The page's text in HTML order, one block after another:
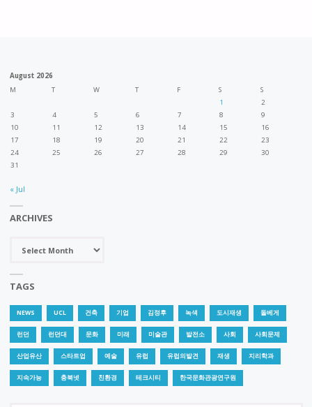
서
의
런
August 2026
M
T W T F S
S
1
2
3
4 5 6 7 8
9
10
11 12 13 14 15
16
17
18 19 20 21 22
23
24
25 26 27 28 29
30
31
« Jul
ARCHIVES
TAGS
NEWS UCL 건축 기업 김정후 녹색 도시재생 돌베게
런던 런던대 문화 미래 미술관 발전소 사회 사회문제
산업유산 스타트업 예술 유럽 유럽의발견 재생 지리학과
지속가능 충북넷 친환경 테크시티 한국문화관광연구원